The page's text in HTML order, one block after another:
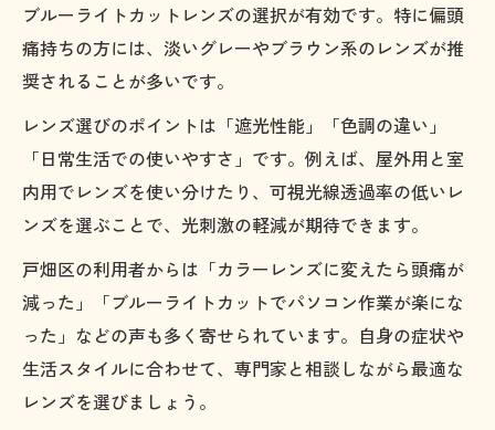
ブルーライトカットレンズの選択が有効です。特に偏頭
痛持ちの方には、淡いグレーやブラウン系のレンズが推
奨されることが多いです。
レンズ選びのポイントは「遮光性能」「色調の違い」
「日常生活での使いやすさ」です。例えば、屋外用と室
内用でレンズを使い分けたり、可視光線透過率の低いレ
ンズを選ぶことで、光刺激の軽減が期待できます。
戸畑区の利用者からは「カラーレンズに変えたら頭痛が
減った」「ブルーライトカットでパソコン作業が楽にな
った」などの声も多く寄せられています。自身の症状や
生活スタイルに合わせて、専門家と相談しながら最適な
レンズを選びましょう。